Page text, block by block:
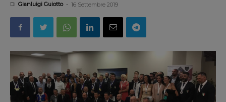
Di Gianluigi Guiotto - 16 Settembre 2019